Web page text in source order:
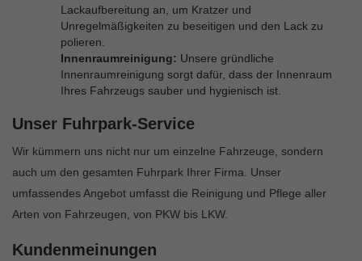
Lackaufbereitung an, um Kratzer und
Unregelmäßigkeiten zu beseitigen und den Lack zu
polieren.
Innenraumreinigung: Unsere gründliche
Innenraumreinigung sorgt dafür, dass der Innenraum
Ihres Fahrzeugs sauber und hygienisch ist.
Unser Fuhrpark-Service
Wir kümmern uns nicht nur um einzelne Fahrzeuge, sondern
auch um den gesamten Fuhrpark Ihrer Firma. Unser
umfassendes Angebot umfasst die Reinigung und Pflege aller
Arten von Fahrzeugen, von PKW bis LKW.
Kundenmeinungen